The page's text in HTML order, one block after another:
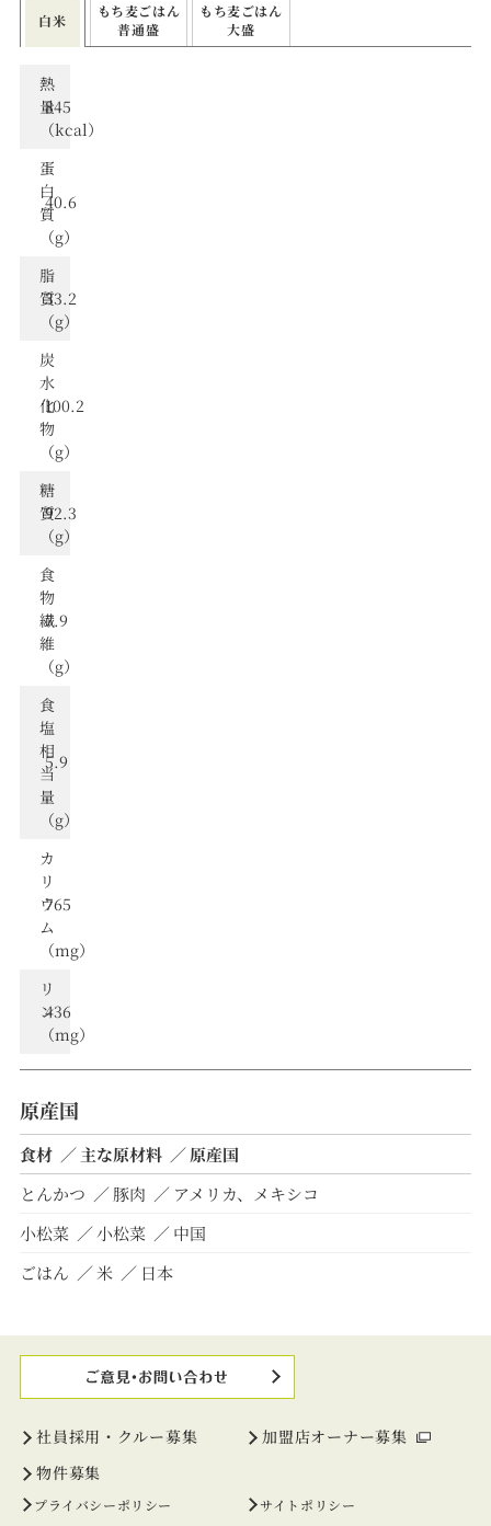
白米
もち⻨ごはん
普通盛
もち⻨ごはん
大盛
熱
量
（kcal）
845
蛋
⽩
質
（g）
40.6
脂
質
（g）
33.2
炭
⽔
化
物
（g）
100.2
糖
質
（g）
92.3
食
物
繊
維
（g）
7.9
⾷
塩
相
当
量
（g）
5.9
カ
リ
ウ
ム
（mg）
765
リ
ン
（mg）
436
原産国
食材 主な原材料
原産国
とんかつ
豚肉
アメリカ、メキシコ
小松菜
小松菜
中国
ごはん
米 日本
社員採用・クルー募集
加盟店オーナー募集
物件募集
プライバシーポリシー
サイトポリシー